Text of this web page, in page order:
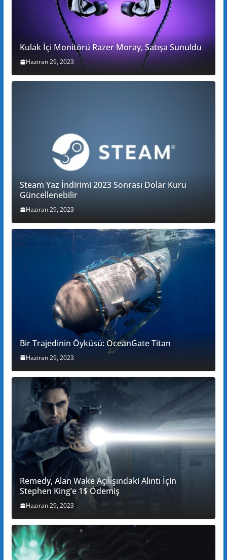
Kulak İçi Monitörü Razer Moray, Satışa Sunuldu
Haziran 29, 2023
Steam Yaz İndirimi 2023 Sonrası Dolar Kuru
Güncellenebilir
Haziran 29, 2023
Bir Trajedinin Öyküsü: OceanGate Titan
Haziran 29, 2023
Remedy, Alan Wake Açılışındaki Alıntı İçin
Stephen King’e 1$ Ödemiş
Haziran 29, 2023